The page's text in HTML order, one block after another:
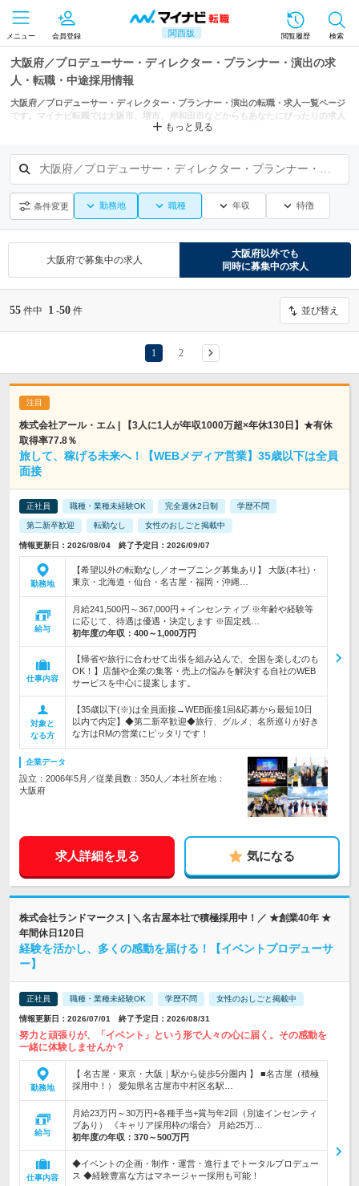
関西版
メニュー 会員登録 閲覧履歴 検索
大阪府／プロデューサー・ディレクター・プランナー・演出の求
人・転職・中途採用情報
大阪府／プロデューサー・ディレクター・プランナー・演出の転職・求人一覧ページ
です。マイナビ転職では大阪市、堺市、岸和田市などからもあなたにぴったりの求人
もっと見る
大阪府／プロデューサー・ディレクター・プランナー・演出
条件変更 勤務地 職種 年収 特徴
大阪府で募集中の求人
大阪府以外でも
同時に募集中の求人
55 件中 1 -50 件 並び替え
1 2
株式会社アール・エム | 【3人に1人が年収1000万超×年休130日】★有休
取得率77.8％
旅して、稼げる未来へ！【WEBメディア営業】35歳以下は全員
面接
正社員 職種・業種未経験OK 完全週休2日制 学歴不問
第二新卒歓迎 転勤なし 女性のおしごと掲載中
情報更新日：2026/08/04 終了予定日：2026/09/07
勤務地
【希望以外の転勤なし／オープニング募集あり】 大阪(本社)・
東京・北海道・仙台・名古屋・福岡・沖縄…
給与
月給241,500円～367,000円＋インセンティブ ※年齢や経験等
に応じて、待遇は優遇・決定します ※固定残…
初年度の年収： 400～1,000万円
仕事内容
【帰省や旅行に合わせて出張を組み込んで、全国を楽しむのも
OK！】店舗や企業の集客・売上の悩みを解決する自社のWEB
サービスを中心に提案します。
対象と
なる方
【35歳以下(※)は全員面接→WEB面接1回&応募から最短10日
以内で内定】◆第二新卒歓迎◆旅行、グルメ、名所巡りが好き
な方はRMの営業にピッタリです！
企業データ
設立：2006年5月／従業員数：350人／本社所在地：
大阪府
求人詳細を見る 気になる
株式会社ランドマークス | ＼名古屋本社で積極採用中！／ ★創業40年 ★
年間休日120日
経験を活かし、多くの感動を届ける！【イベントプロデューサ
ー】
正社員 職種・業種未経験OK 学歴不問 女性のおしごと掲載中
情報更新日：2026/07/01 終了予定日：2026/08/31
努力と頑張りが、「イベント」という形で人々の心に届く。その感動を
一緒に体験しませんか？
勤務地
【 名古屋・東京・大阪｜駅から徒歩5分圏内 】 ■名古屋（積極
採用中！） 愛知県名古屋市中村区名駅…
給与
月給23万円～30万円+各種手当+賞与年2回（別途インセンティ
ブあり） 《キャリア採用枠の場合》 月給25万…
初年度の年収： 370～500万円
仕事内容
◆イベントの企画・制作・運営・進行までトータルプロデュー
ス ◆経験豊富な方はマネージャー採用も可能！